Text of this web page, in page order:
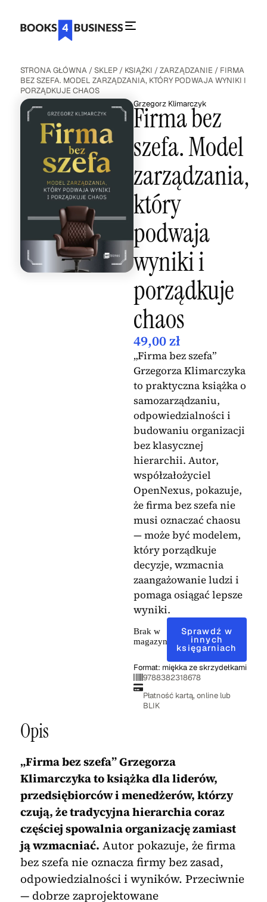
STRONA GŁÓWNA /SKLEP / KSIĄŻKI /ZARZĄDZANIE / FIRMA
BEZ SZEFA. MODEL ZARZĄDZANIA, KTÓRY PODWAJA WYNIKI I
PORZĄDKUJE CHAOS
Grzegorz Klimarczyk
Firma bez
szefa. Model
zarządzania,
który
podwaja
wyniki i
porządkuje
chaos
49,00zł
„Firma bez szefa”
Grzegorza Klimarczyka
to praktyczna książka o
samozarządzaniu,
odpowiedzialności i
budowaniu organizacji
bez klasycznej
hierarchii. Autor,
współzałożyciel
OpenNexus, pokazuje,
że firma bez szefa nie
musi oznaczać chaosu
— może być modelem,
który porządkuje
decyzje, wzmacnia
zaangażowanie ludzi i
pomaga osiągać lepsze
wyniki.
Brak w
magazynie
Sprawdź w
innych
księgarniach
Format: miękka ze skrzydełkami
9788382318678
Płatność kartą, online lub
BLIK
Opis
„Firma bez szefa” Grzegorza
Klimarczyka to książka dla liderów,
przedsiębiorców i menedżerów, którzy
czują, że tradycyjna hierarchia coraz
częściej spowalnia organizację zamiast
ją wzmacniać. Autor pokazuje, że firma
bez szefa nie oznacza firmy bez zasad,
odpowiedzialności i wyników. Przeciwnie
— dobrze zaprojektowane